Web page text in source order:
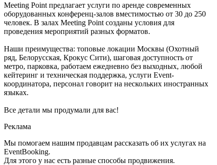
Meeting Point предлагает услуги по аренде современных
оборудованных конференц-залов вместимостью от 30 до 250
человек. В залах Meeting Point созданы условия для
проведения мероприятий разных форматов.
Наши преимущества: топовые локации Москвы (Охотный
ряд, Белорусская, Крокус Сити), шаговая доступность от
метро, парковка, работаем ежедневно без выходных, любой
кейтеринг и техническая поддержка, услуги Event-
координатора, персонал говорит на нескольких иностранных
языках.
Все детали мы продумали для вас!
Реклама
Мы помогаем нашим продавцам рассказать об их услугах на
EventBooking.
Для этого у нас есть разные способы продвижения.